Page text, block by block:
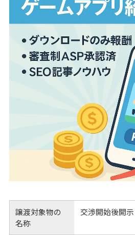
譲渡対象物の
名称
交渉開始後開示